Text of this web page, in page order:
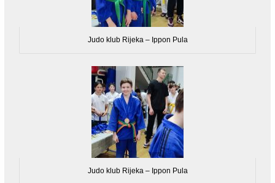
Judo klub Rijeka – Ippon Pula
Judo klub Rijeka – Ippon Pula